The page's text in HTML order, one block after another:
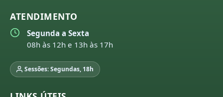
ATENDIMENTO
Segunda a Sexta
08h às 12h e 13h às 17h
Sessões: Segundas, 18h